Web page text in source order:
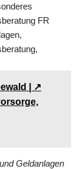
FR
| ↗️
Geldanlagen